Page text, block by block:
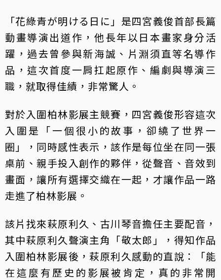
「花綠青が明ける日に」是四宮義俊首部長篇
動畫導演出道作，他長年以日本畫家身分活
躍，過去曾參與新海誠、片淵須直等名導作
品，這次首度一肩扛起原作、編劇與導演三
職，就取得佳績，非常驚人。
對於入圍柏林影展主競賽，四宮義俊形容這次
入圍是「一個很小的故事，卻繞了世界一
圈」，同時感性表示，該作是每位坐在同一張
桌前、親手投入創作的夥伴，從聲音、音效到
畫面，讓所有選擇交織在一起，才讓作品一路
走進了柏林影展。
該片找來萩原利久、古川琴音擔任主要配音，
其中萩原利久聲演主角「敬太郎」，得知作品
入圍柏林影展後，萩原利久感動的直說：「能
在這麼有歷史的影展被肯定，真的非常開